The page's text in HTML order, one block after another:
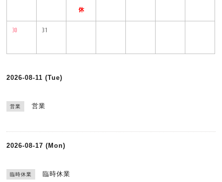
30 31
2026-08-11 (Tue)
営業 営業
2026-08-17 (Mon)
臨時休業 臨時休業